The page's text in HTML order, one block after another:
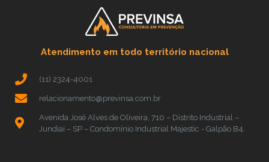
Atendimento em todo território nacional
(11) 2324-4001
relacionamento@previnsa.com.br
Avenida José Alves de Oliveira, 710 – Distrito Industrial –
Jundiaí – SP – Condomínio Industrial Majestic - Galpão B4.